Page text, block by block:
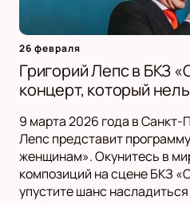
26 февраля
Григорий Лепс в БКЗ
концерт, который
9 марта 2026 года в Санкт-
Лепс представит
женщинам». Окунитесь в
композиций на сцене БКЗ
упустите шанс